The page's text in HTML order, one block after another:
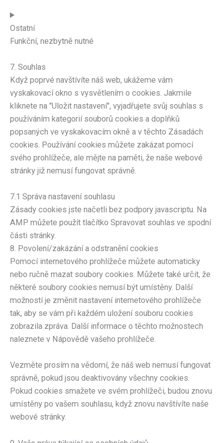
Ostatní
Funkční, nezbytně nutné
7. Souhlas
Když poprvé navštívíte náš web, ukážeme vám
vyskakovací okno s vysvětlením o cookies. Jakmile
kliknete na "Uložit nastavení", vyjadřujete svůj souhlas s
používáním kategorií souborů cookies a doplňků
popsaných ve vyskakovacím okně a v těchto Zásadách
cookies. Používání cookies můžete zakázat pomocí
svého prohlížeče, ale mějte na paměti, že naše webové
stránky již nemusí fungovat správně.
7.1 Správa nastavení souhlasu
Zásady cookies jste načetli bez podpory javascriptu. Na
AMP můžete použít tlačítko Spravovat souhlas ve spodní
části stránky.
8. Povolení/zakázání a odstranění cookies
Pomocí internetového prohlížeče můžete automaticky
nebo ručně mazat soubory cookies. Můžete také určit, že
některé soubory cookies nemusí být umístěny. Další
možností je změnit nastavení internetového prohlížeče
tak, aby se vám při každém uložení souboru cookies
zobrazila zpráva. Další informace o těchto možnostech
naleznete v Nápovědě vašeho prohlížeče.
Vezměte prosím na vědomí, že náš web nemusí fungovat
správně, pokud jsou deaktivovány všechny cookies.
Pokud cookies smažete ve svém prohlížeči, budou znovu
umístěny po vašem souhlasu, když znovu navštívíte naše
webové stránky.